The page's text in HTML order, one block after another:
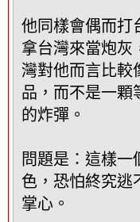
他同樣會偶而打
拿台灣來當炮灰
灣對他而言比較
品，而不是一顆
的炸彈。
問題是：這樣一
色，恐怕終究逃
掌心。